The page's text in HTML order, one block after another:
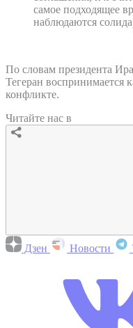
самое подходящее
наблюдаются
По словам президента
Тегеран воспринимается
конфликте.
Читайте нас в
Дзен Новости